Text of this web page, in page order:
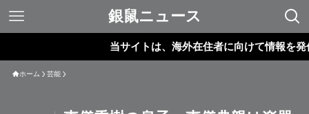
銀鼠ニュース
当サイトは、海外在住者に向けて情報を発信して
ホーム 芸能